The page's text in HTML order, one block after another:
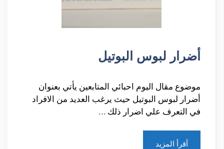
أضرار لبوس البوتيل
موضوع مقال اليوم احبائي المتابعين يأتي بعنوان
أضرار لبوس البوتيل حيث يرغب العديد من الافراد
في التعرف علي اضرار ذلك …
أقرأ المزيد